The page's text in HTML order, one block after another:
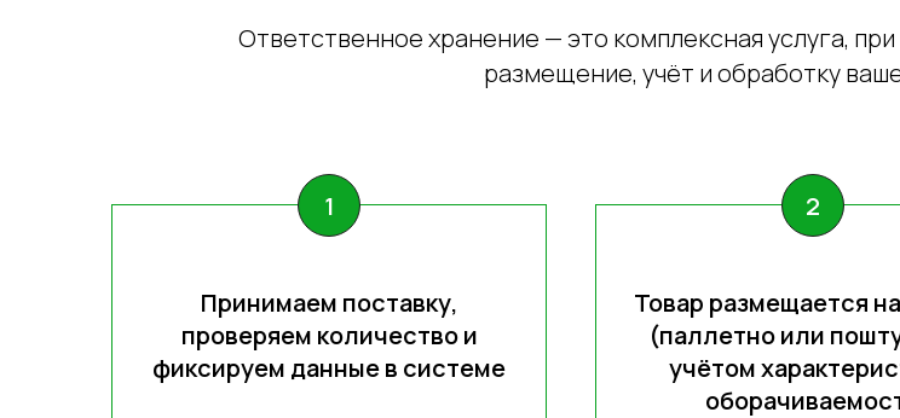
Ответственное хранение — это комплексная услуга,
размещение, учёт и обработку
Принимаем поставку,
проверяем количество и
фиксируем данные в системе
Товар размещается
(паллетно или
учётом